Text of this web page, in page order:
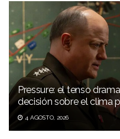
Pressure: el tenso
decisión sobre el clima
4 AGOSTO, 2026